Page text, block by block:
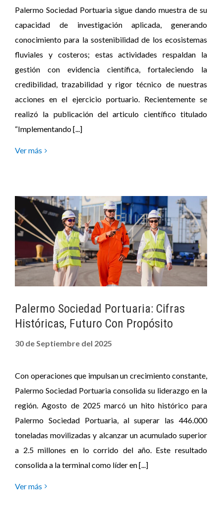
Palermo Sociedad Portuaria sigue dando muestra de su
capacidad de investigación aplicada, generando
conocimiento para la sostenibilidad de los ecosistemas
fluviales y costeros; estas actividades respaldan la
gestión con evidencia científica, fortaleciendo la
credibilidad, trazabilidad y rigor técnico de nuestras
acciones en el ejercicio portuario. Recientemente se
realizó la publicación del articulo científico titulado
“Implementando [...]
Ver más
Palermo Sociedad Portuaria: Cifras
Históricas, Futuro Con Propósito
30 de Septiembre del 2025
Con operaciones que impulsan un crecimiento constante,
Palermo Sociedad Portuaria consolida su liderazgo en la
región. Agosto de 2025 marcó un hito histórico para
Palermo Sociedad Portuaria, al superar las 446.000
toneladas movilizadas y alcanzar un acumulado superior
a 2.5 millones en lo corrido del año. Este resultado
consolida a la terminal como líder en [...]
Ver más